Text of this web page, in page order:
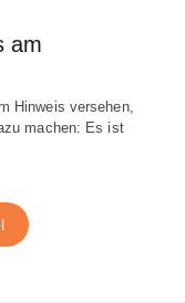
am
Hinweis versehen,
machen: Es ist